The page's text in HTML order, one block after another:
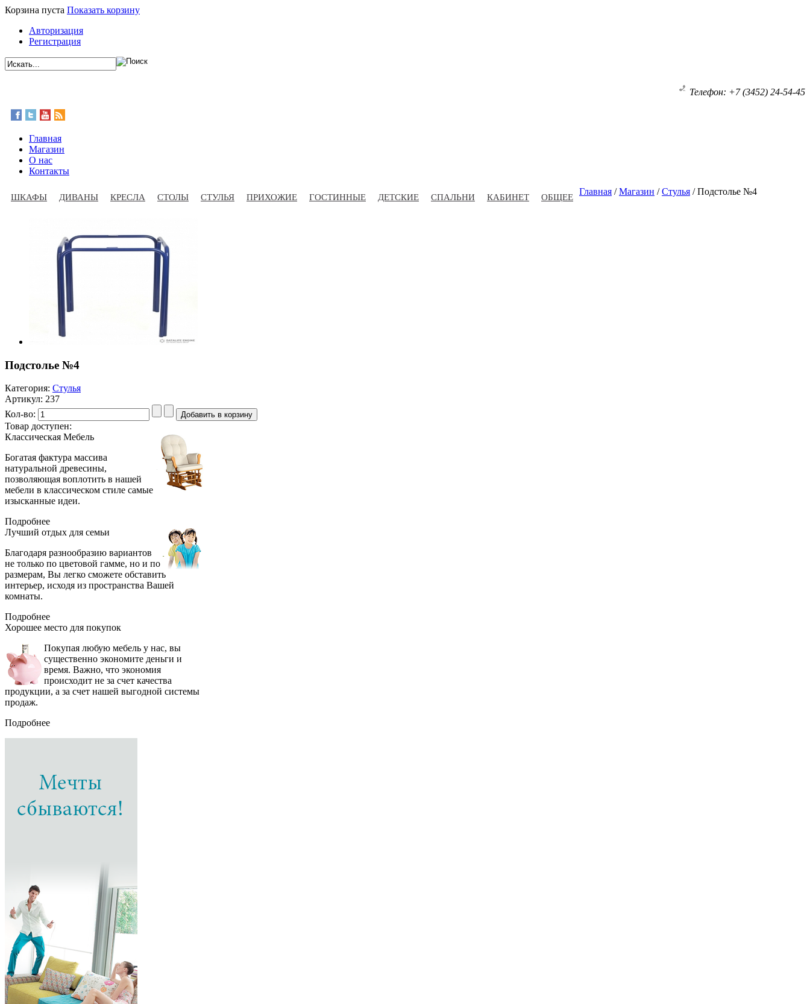
Корзина пуста Показать корзину
Авторизация
Регистрация
Телефон: +7 (3452) 24-54-45
Главная
Магазин
О нас
Контакты
ШКАФЫ ДИВАНЫ КРЕСЛА СТОЛЫ СТУЛЬЯ ПРИХОЖИЕ ГОСТИННЫЕ ДЕТСКИЕ СПАЛЬНИ КАБИНЕТ ОБЩЕЕ
Главная /Магазин /Стулья /Подстолье №4
Подстолье №4
Категория: Стулья
Артикул: 237
Кол-во:
Товар доступен:
Классическая Мебель
Богатая фактура массива
натуральной древесины,
позволяющая воплотить в нашей
мебели в классическом стиле самые
изысканные идеи.
Подробнее
Лучший отдых для семьи
Благодаря разнообразию вариантов
не только по цветовой гамме, но и по
размерам, Вы легко сможете обставить
интерьер, исходя из пространства Вашей
комнаты.
Подробнее
Хорошее место для покупок
Покупая любую мебель у нас, вы
существенно экономите деньги и
время. Важно, что экономия
происходит не за счет качества
продукции, а за счет нашей выгодной системы
продаж.
Подробнее